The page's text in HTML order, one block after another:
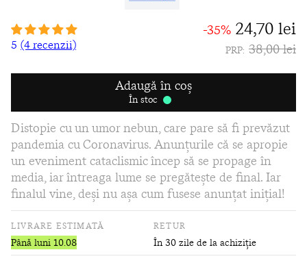
5 (4 recenzii)
-35% 24,70 lei
PRP: 38,00 lei
Adaugă în coș
În stoc
Distopie cu un umor nebun, care pare să fi prevăzut
pandemia cu Coronavirus. Anunțurile că se apropie
un eveniment cataclismic încep să se propage în
media, iar întreaga lume se pregătește de final. Iar
finalul vine, deși nu așa cum fusese anunțat inițial!
LIVRARE ESTIMATĂ
Până luni 10.08
RETUR
În 30 zile de la achiziție